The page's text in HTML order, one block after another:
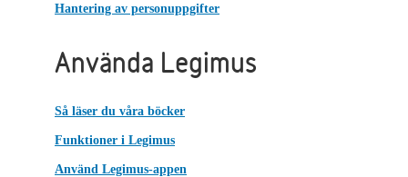
Hantering av personuppgifter
Använda Legimus
Så läser du våra böcker
Funktioner i Legimus
Använd Legimus-appen